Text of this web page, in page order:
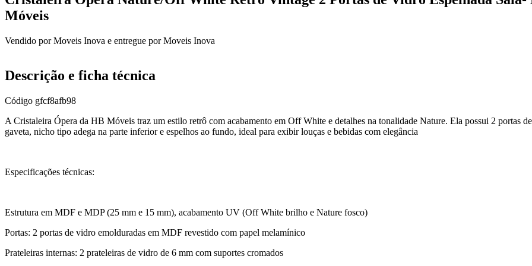
Móveis
Vendido porMoveis Inova e entregue por Moveis Inova
Descrição e ficha técnica
Código gfcf8afb98
A Cristaleira Ópera da HB Móveis traz um estilo retrô com acabamento em Off White e detalhes na tonalidade Nature. Ela possui 2 portas
gaveta, nicho tipo adega na parte inferior e espelhos ao fundo, ideal para exibir louças e bebidas com elegância
Especificações técnicas:
Estrutura em MDF e MDP (25 mm e 15 mm), acabamento UV (Off White brilho e Nature fosco)
Portas: 2 portas de vidro emolduradas em MDF revestido com papel melamínico
Prateleiras internas: 2 prateleiras de vidro de 6 mm com suportes cromados